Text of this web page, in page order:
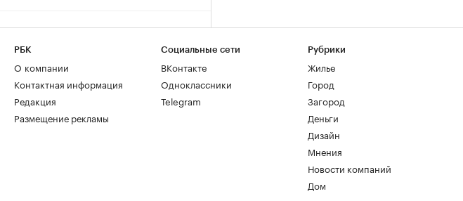
Архитекторы и студенты создали
плакаты ко Дню строителя. Лучшие
работы
Отрасль, 07 авг, 11:36
Дню строителя — 70: как отмечают
юбилей и главные рекорды отрасли
РБК
О компании
Контактная информация
Редакция
Размещение рекламы
Социальные сети
ВКонтакте
Одноклассники
Telegram
Рубрики
Жилье
Город
Загород
Деньги
Дизайн
Мнения
Новости компаний
Дом